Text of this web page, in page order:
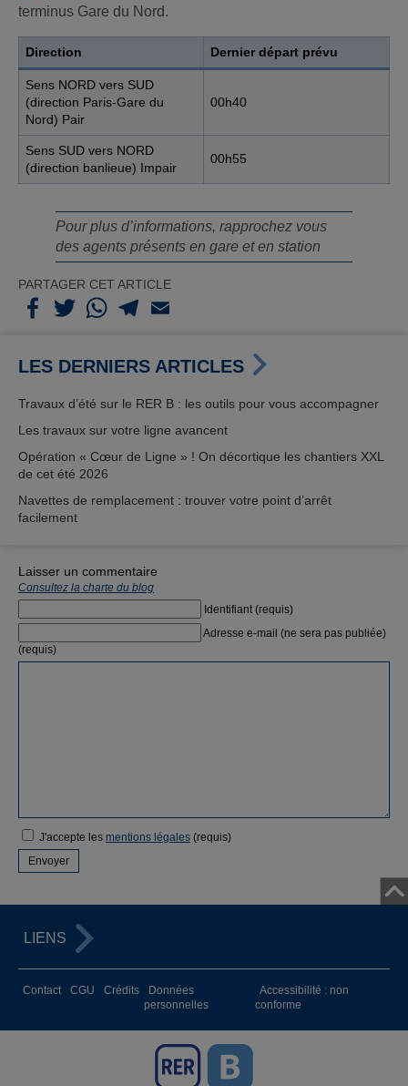
terminus Gare du Nord.
Direction Dernier départ prévu
Sens NORD vers SUD
(direction Paris-Gare du
Nord) Pair
00h40
Sens SUD vers NORD
(direction banlieue) Impair
00h55
Pour plus d’informations, rapprochez vous
des agents présents en gare et en station
PARTAGER CET ARTICLE
LES DERNIERS ARTICLES
Travaux d’été sur le RER B : les outils pour vous accompagner
Les travaux sur votre ligne avancent
Opération « Cœur de Ligne » ! On décortique les chantiers XXL
de cet été 2026
Navettes de remplacement : trouver votre point d’arrêt
facilement
Laisser un commentaire
Consultez la charte du blog
Identifiant (requis)
Adresse e-mail (ne sera pas publiée)
(requis)
J'accepte les mentions légales (requis)
LIENS
Contact CGU Crédits
Données
personnelles
Accessibilité : non
conforme